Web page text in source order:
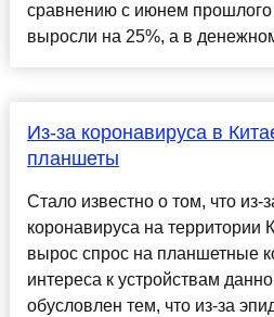
сравнению с июнем прошлого
выросли на 25%, а в
Из-за коронавируса в
планшеты
Стало известно о том, что из-
коронавируса на территории
вырос спрос на планшетные
интереса к устройствам
обусловлен тем, что из-за